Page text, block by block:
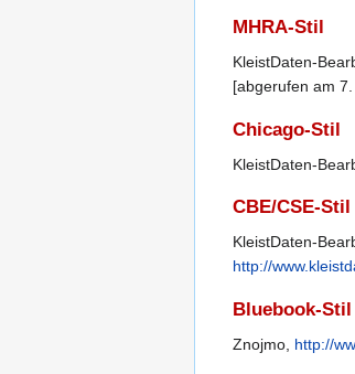
MHRA-Stil
KleistDaten-
[abgerufen am
Chicago-Stil
KleistDaten-
CBE/CSE-Stil
KleistDaten-
http://
Bluebook-Stil
Znojmo, http://